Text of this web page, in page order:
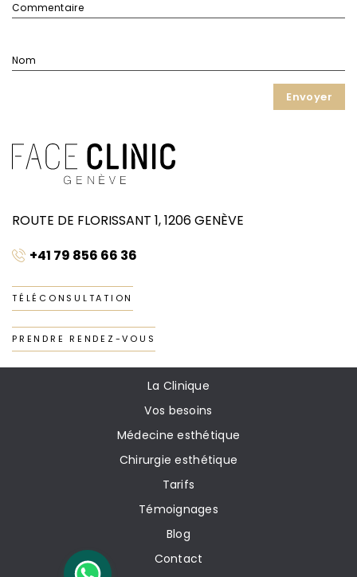
Commentaire
Nom
ROUTE DE FLORISSANT 1, 1206 GENÈVE
+41 79 856 66 36
TÉLÉCONSULTATION
PRENDRE RENDEZ-VOUS
La Clinique
Vos besoins
Médecine esthétique
Chirurgie esthétique
Tarifs
Témoignages
Blog
Contact